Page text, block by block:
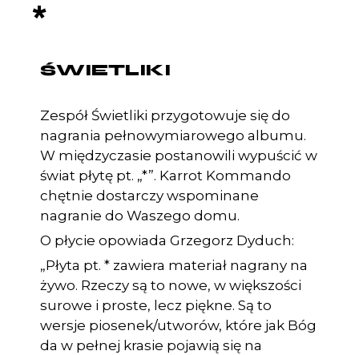
*
ŚWIETLIKI
Zespół Świetliki przygotowuje się do
nagrania pełnowymiarowego albumu.
W międzyczasie postanowili wypuścić w
świat płytę pt. „*”. Karrot Kommando
chętnie dostarczy wspominane
nagranie do Waszego domu.
O płycie opowiada Grzegorz Dyduch:
„Płyta pt. * zawiera materiał nagrany na
żywo. Rzeczy są to nowe, w większości
surowe i proste, lecz piękne. Są to
wersje piosenek/utworów, które jak Bóg
da w pełnej krasie pojawią się na